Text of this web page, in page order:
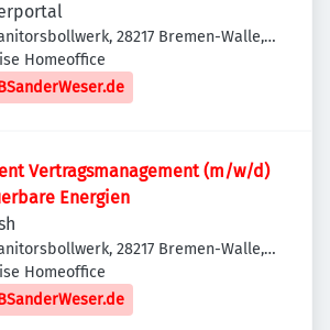
28217 Bremen-Walle,
Homeoffice
Vertragsmanagement (m/w/d)
Energien
28217 Bremen-Walle,
Homeoffice